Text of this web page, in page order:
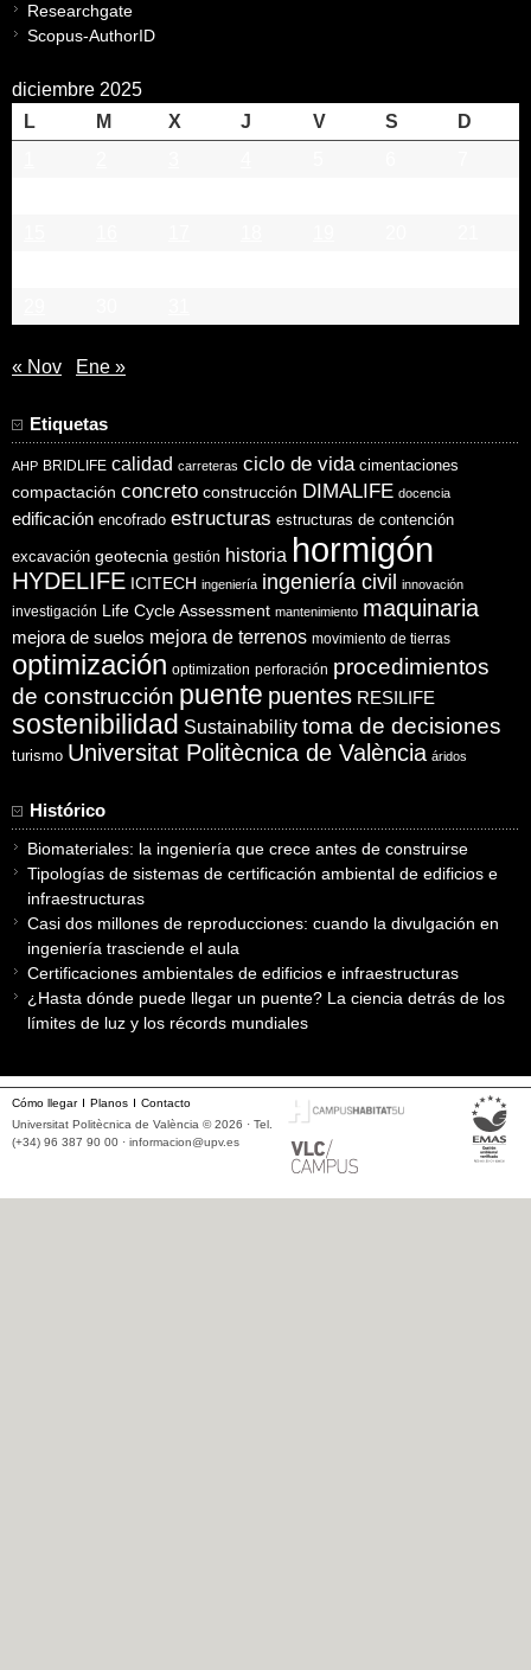
Researchgate
Scopus-AuthorID
diciembre 2025
L
M X J V S
D
« Nov Ene »
Etiquetas
AHP BRIDLIFE calidad carreteras ciclo de vida cimentaciones
compactación concreto construcción DIMALIFE docencia
edificación encofrado estructuras estructuras de contención
excavación geotecnia gestión historia hormigón
HYDELIFE ICITECH ingeniería ingeniería civil innovación
investigación Life Cycle Assessment mantenimiento maquinaria
mejora de suelos mejora de terrenos movimiento de tierras
optimización optimization perforación procedimientos
de construcción puente puentes RESILIFE
sostenibilidad Sustainability toma de decisiones
turismo Universitat Politècnica de València áridos
Histórico
Biomateriales: la ingeniería que crece antes de construirse
Tipologías de sistemas de certificación ambiental de edificios e
infraestructuras
Casi dos millones de reproducciones: cuando la divulgación en
ingeniería trasciende el aula
Certificaciones ambientales de edificios e infraestructuras
¿Hasta dónde puede llegar un puente? La ciencia detrás de los
límites de luz y los récords mundiales
Cómo llegar Planos
Contacto
Universitat Politècnica de València © 2026 · Tel.
(+34) 96 387 90 00 · informacion@upv.es